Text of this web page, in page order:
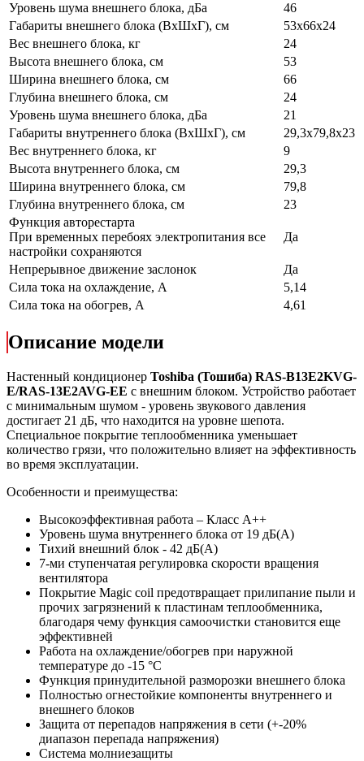
Уровень шума внешнего блока, дБа
46
Габариты внешнего блока (ВхШхГ), см
53x66x24
Вес внешнего блока, кг
24
Высота внешнего блока, см
53
Ширина внешнего блока, см
66
Глубина внешнего блока, см
24
Уровень шума внешнего блока, дБа
21
Габариты внутреннего блока (ВхШхГ), см
29,3x79,8x23
Вес внутреннего блока, кг
9
Высота внутреннего блока, см
29,3
Ширина внутреннего блока, см
79,8
Глубина внутреннего блока, см
23
Функция авторестарта
При временных перебоях электропитания все
настройки сохраняются
Да
Непрерывное движение заслонок
Да
Сила тока на охлаждение, А
5,14
Сила тока на обогрев, А
4,61
Описание модели
Настенный кондиционер Toshiba (Тошиба) RAS-B13E2KVG-
E/RAS-13E2AVG-EE с внешним блоком. Устройство работает
с минимальным шумом - уровень звукового давления
достигает 21 дБ, что находится на уровне шепота.
Специальное покрытие теплообменника уменьшает
количество грязи, что положительно влияет на эффективность
во время эксплуатации.
Особенности и преимущества:
Высокоэффективная работа – Класс А++
Уровень шума внутреннего блока от 19 дБ(А)
Тихий внешний блок - 42 дБ(А)
7-ми ступенчатая регулировка скорости вращения
вентилятора
Покрытие Magic coil предотвращает прилипание пыли и
прочих загрязнений к пластинам теплообменника,
благодаря чему функция самоочистки становится еще
эффективней
Работа на охлаждение/обогрев при наружной
температуре до -15 °С
Функция принудительной разморозки внешнего блока
Полностью огнестойкие компоненты внутреннего и
внешнего блоков
Защита от перепадов напряжения в сети (+-20%
диапазон перепада напряжения)
Система молниезащиты